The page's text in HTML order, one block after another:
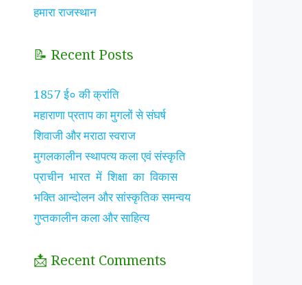
हमारा राजस्थान
📝 Recent Posts
1857 ई० की क्रांति
महाराणा प्रताप का मुगलों से संघर्ष
शिवाजी और मराठा स्वराज
मुगलकालीन स्थापत्य कला एवं संस्कृति
प्राचीन भारत में शिक्षा का विकास
भक्ति आन्दोलन और सांस्कृतिक समन्वय
गुप्तकालीन कला और साहित्य
📩 Recent Comments